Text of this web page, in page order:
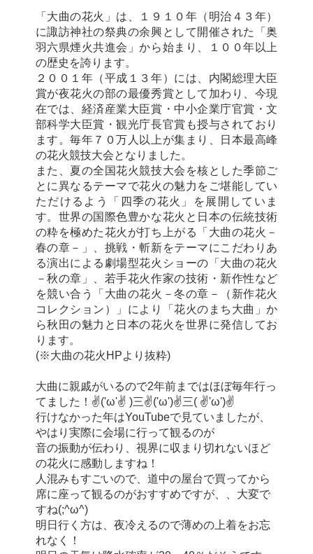
「大曲の花火」は、１９１０年（明治４３年）
に諏訪神社の祭典の余興として開催された「奥
羽六県煙火共進会」から始まり、１００年以上
の歴史を誇ります。
２００１年（平成１３年）には、内閣総理大臣
賞が夜花火の部の最優秀賞として加わり、今現
在では、経済産業大臣賞・中小企業庁官賞・文
部科学大臣賞・観光庁長官賞も授与されており
ます。毎年７０万人以上が集まり、日本最高峰
の花火競技大会となりました。
また、夏の全国花火競技大会を核とした季節ご
とに異なるテーマで花火の魅力をご堪能してい
ただけるよう「四季の花火」を展開していま
す。世界の国際色豊かな花火と日本の伝統技術
の粋を極めた花火が打ち上がる「大曲の花火－
春の章－」、挑戦・斬新をテーマにこだわりあ
る演出による劇場型花火ショーの「大曲の花火
－秋の章」、若手花火作家の技術・新作性など
を競い合う「大曲の花火－冬の章－（新作花火
コレクション）」により「花火のまち大曲」か
ら秋田の魅力と日本の花火を世界に発信してお
ります。
(※大曲の花火HPより抜粋)
大曲に親戚がいるので2年前まではほぼ毎年行っ
てました！✌('ω'✌ )三✌('ω')✌三( ✌'ω')✌
行けなかった年はYouTubeで見ていましたが、
やはり実際に会場に行って観るのが
音の振動が伝わり、視界に収まり切れないほど
の花火に感動しますね！
人混みもすごいので、道中の屋台で買ってから
席に座って観るのがおすすめですが、、大変で
すね(;^ω^)
明日行く方は、夜冷えるので薄めの上着をお忘
れなく！